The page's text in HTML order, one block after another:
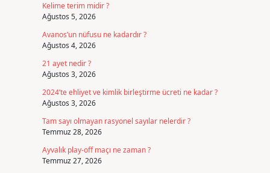
Kelime terim midir ?
Ağustos 5, 2026
Avanos’un nüfusu ne kadardır ?
Ağustos 4, 2026
21 ayet nedir ?
Ağustos 3, 2026
2024’te ehliyet ve kimlik birleştirme ücreti ne kadar ?
Ağustos 3, 2026
Tam sayı olmayan rasyonel sayılar nelerdir ?
Temmuz 28, 2026
Ayvalık play-off maçı ne zaman ?
Temmuz 27, 2026